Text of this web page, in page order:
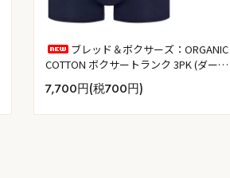
ブレッド＆ボクサーズ：ORGANIC
COTTON ボクサートランク 3PK (ダーク
ネイビー)
7,700円(税700円)